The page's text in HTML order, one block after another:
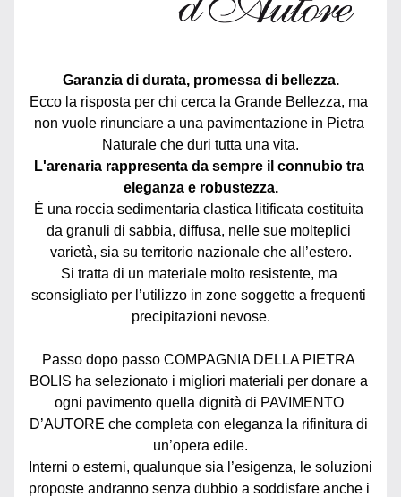
Garanzia di durata, promessa di bellezza.
Ecco la risposta per chi cerca la Grande Bellezza, ma
non vuole rinunciare a una pavimentazione in Pietra
Naturale che duri tutta una vita.
L'arenaria rappresenta da sempre il connubio tra
eleganza e robustezza.
È una roccia sedimentaria clastica litificata costituita
da granuli di sabbia, diffusa, nelle sue molteplici
varietà, sia su territorio nazionale che all’estero.
Si tratta di un materiale molto resistente, ma
sconsigliato per l’utilizzo in zone soggette a frequenti
precipitazioni nevose.
Passo dopo passo COMPAGNIA DELLA PIETRA
BOLIS ha selezionato i migliori materiali per donare a
ogni pavimento quella dignità di PAVIMENTO
D’AUTORE che completa con eleganza la rifinitura di
un’opera edile.
Interni o esterni, qualunque sia l’esigenza, le soluzioni
proposte andranno senza dubbio a soddisfare anche i